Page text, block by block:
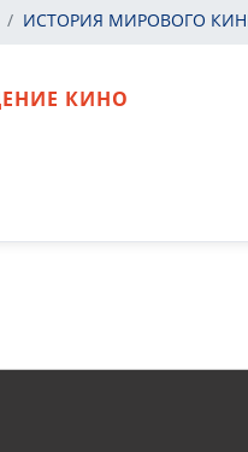
ИСТОРИЯ МИРОВОГО
КИНО